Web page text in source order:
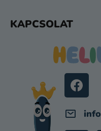
KAPCSOLAT
info